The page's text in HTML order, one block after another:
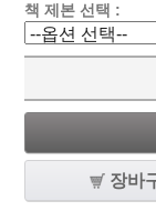
책 제본 선택 :
장바